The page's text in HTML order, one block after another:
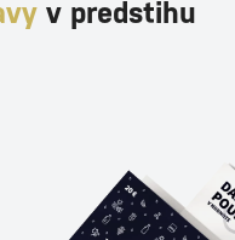
v predstihu